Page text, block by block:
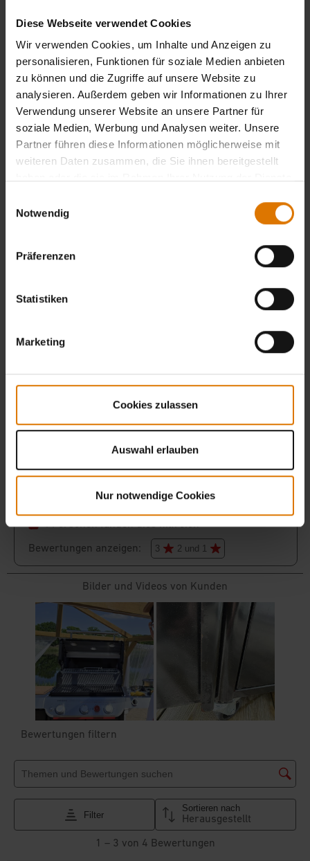
Diese Webseite verwendet Cookies
Wir verwenden Cookies, um Inhalte und Anzeigen zu
personalisieren, Funktionen für soziale Medien anbieten
zu können und die Zugriffe auf unsere Website zu
analysieren. Außerdem geben wir Informationen zu Ihrer
Verwendung unserer Website an unsere Partner für
soziale Medien, Werbung und Analysen weiter. Unsere
Partner führen diese Informationen möglicherweise mit
weiteren Daten zusammen, die Sie ihnen bereitgestellt
Notwendig
Präferenzen
Statistiken
Marketing
Cookies zulassen
Auswahl erlauben
Nur notwendige Cookies